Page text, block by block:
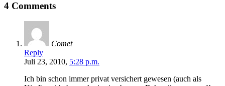
4 Comments
Comet
Reply
Juli 23, 2010, 5:28 p.m.
Ich bin schon immer privat versichert gewesen (auch als